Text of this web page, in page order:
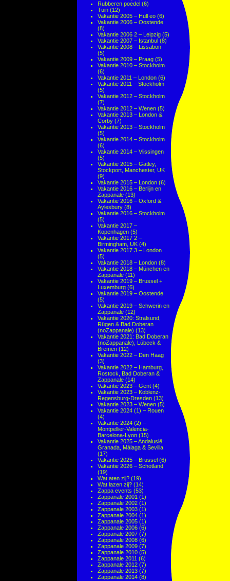
Rubberen poedel (6)
Tuin (12)
Vakantie 2005 – Hull eo (6)
Vakantie 2006 – Oostende
(8)
Vakantie 2006 2 – Leipzig (5)
Vakantie 2007 – Istanbul (8)
Vakantie 2008 – Lissabon
(5)
Vakantie 2009 – Praag (5)
Vakantie 2010 – Stockholm
(6)
Vakantie 2011 – London (6)
Vakantie 2011 – Stockholm
(5)
Vakantie 2012 – Stockholm
(7)
Vakantie 2012 – Wenen (5)
Vakantie 2013 – London &
Corby (7)
Vakantie 2013 – Stockholm
(5)
Vakantie 2014 – Stockholm
(6)
Vakantie 2014 – Vlissingen
(5)
Vakantie 2015 – Gatley,
Stockport, Manchester, UK
(9)
Vakantie 2015 – London (6)
Vakantie 2016 – Berlijn en
Zappanale (13)
Vakantie 2016 – Oxford &
Aylesbury (8)
Vakantie 2016 – Stockholm
(5)
Vakantie 2017 –
Kopenhagen (5)
Vakantie 2017 2 –
Birmingham, UK (4)
Vakantie 2017 3 – London
(5)
Vakantie 2018 – London (8)
Vakantie 2018 – München en
Zappanale (11)
Vakantie 2019 – Brussel +
Luxemburg (6)
Vakantie 2019 – Oostende
(5)
Vakantie 2019 – Schwerin en
Zappanale (12)
Vakantie 2020: Stralsund,
Rügen & Bad Doberan
(noZappanale) (13)
Vakantie 2021: Bad Doberan
(noZappanale), Lübeck &
Bremen (12)
Vakantie 2022 – Den Haag
(3)
Vakantie 2022 – Hamburg,
Rostock, Bad Doberan &
Zappanale (14)
Vakantie 2023 – Gent (4)
Vakantie 2023 – Koblenz-
Regensburg-Dresden (13)
Vakantie 2023 – Wenen (5)
Vakantie 2024 (1) – Rouen
(4)
Vakantie 2024 (2) –
Montpellier-Valencia-
Barcelona-Lyon (15)
Vakantie 2025 – Andalusië:
Granada, Málaga & Sevilla
(17)
Vakantie 2025 – Brussel (6)
Vakantie 2026 – Schotland
(19)
Wat aten zij? (19)
Wat lazen zij? (14)
Zappa events (53)
Zappanale 2001 (1)
Zappanale 2002 (1)
Zappanale 2003 (1)
Zappanale 2004 (1)
Zappanale 2005 (1)
Zappanale 2006 (6)
Zappanale 2007 (7)
Zappanale 2008 (6)
Zappanale 2009 (7)
Zappanale 2010 (5)
Zappanale 2011 (6)
Zappanale 2012 (7)
Zappanale 2013 (7)
Zappanale 2014 (8)